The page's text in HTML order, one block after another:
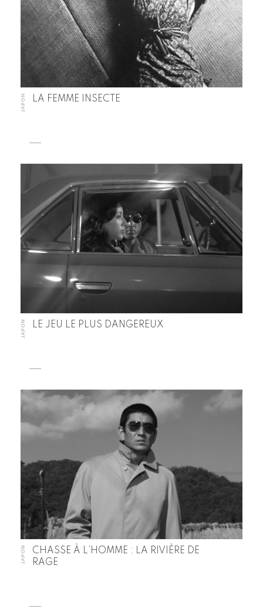
JAPON LA FEMME INSECTE
JAPON LE JEU LE PLUS DANGEREUX
JAPON
CHASSE À L’HOMME : LA RIVIÈRE DE
RAGE